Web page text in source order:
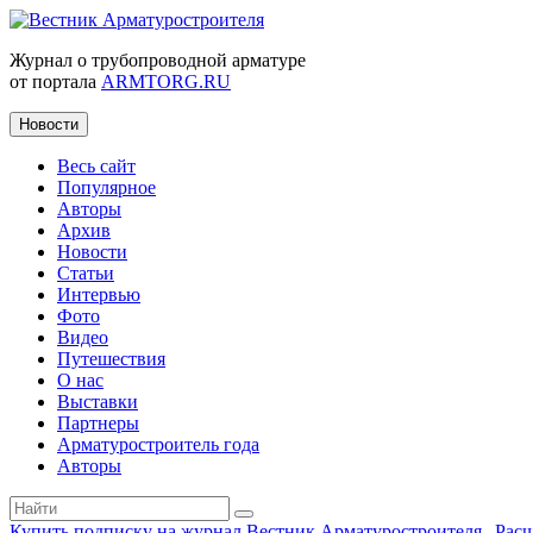
Журнал о трубопроводной арматуре
от портала ARMTORG.RU
Новости
Весь сайт
Популярное
Авторы
Архив
Новости
Статьи
Интервью
Фото
Видео
Путешествия
О нас
Выставки
Партнеры
Арматуростроитель года
Авторы